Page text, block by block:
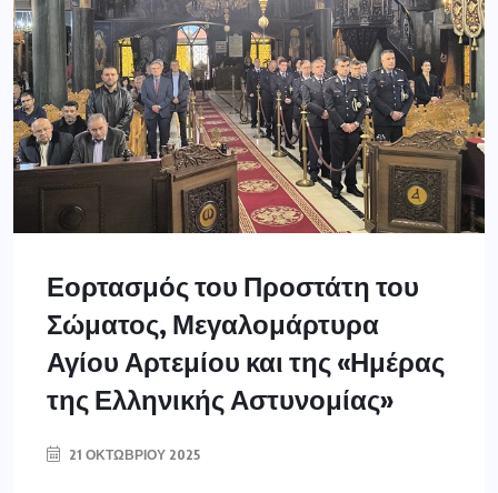
Εορτασμός του Προστάτη του
Σώματος, Μεγαλομάρτυρα
Αγίου Αρτεμίου και της «Ημέρας
της Ελληνικής Αστυνομίας»
21 ΟΚΤΩΒΡΊΟΥ 2025